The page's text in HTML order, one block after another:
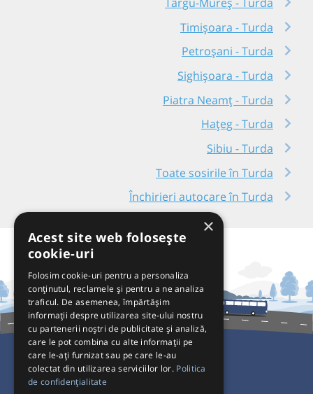
Timișoara - Turda
Petroșani - Turda
Sighișoara - Turda
Piatra Neamț - Turda
Hațeg - Turda
Sibiu - Turda
Toate sosirile în Turda
Închirieri autocare în Turda
Pentru Călători
×
Acest site web folosește
cookie-uri
Folosim cookie-uri pentru a personaliza
conținutul, reclamele și pentru a ne analiza
traficul. De asemenea, împărtășim
informații despre utilizarea site-ului nostru
cu partenerii noștri de publicitate și analiză,
care le pot combina cu alte informații pe
care le-ați furnizat sau pe care le-au
colectat din utilizarea serviciilor lor. Politica
de confidențialitate